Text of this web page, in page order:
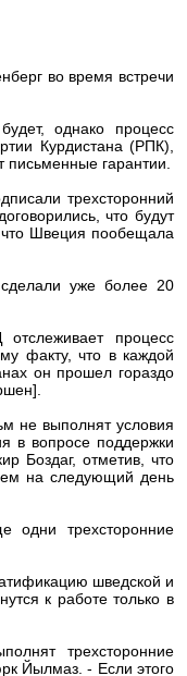
во время встречи
однако процесс
Курдистана (РПК),
письменные гарантии.
трехсторонний
что будут
что Швеция пообещала
уже более 20
процесс
факту, что в каждой
он прошел гораздо
не выполнят условия
в вопросе поддержки
Боздаг, отметив, что
на следующий день
одни трехсторонние
шведской и
к работе только в
трехсторонние
Йылмаз. - Если этого